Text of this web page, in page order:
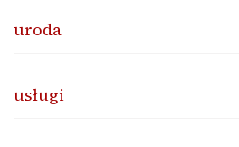
uroda
usługi